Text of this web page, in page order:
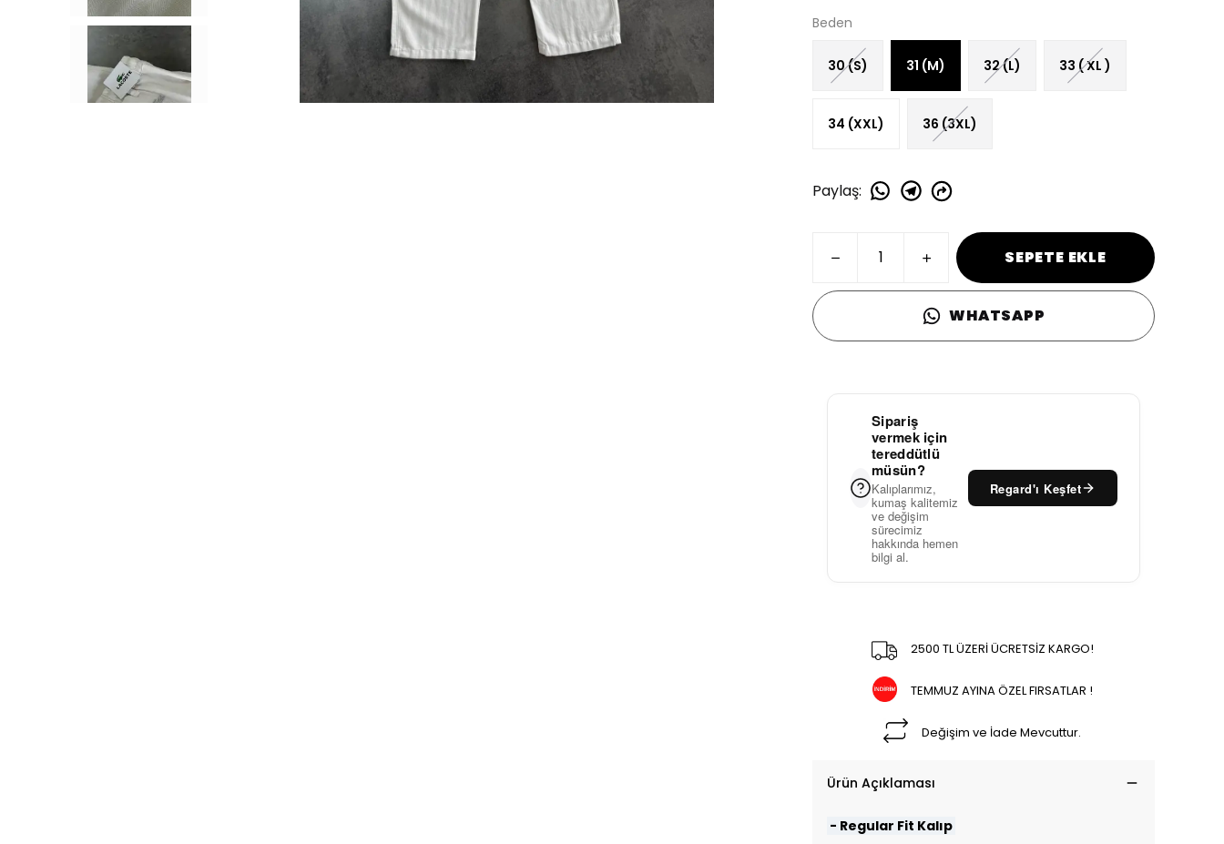
Beden
30 (S) 31 (M) 32 (L) 33 ( XL )
34 (XXL) 36 (3XL)
Paylaş:
SEPETE EKLE
WHATSAPP
Sipariş
vermek için
tereddütlü
müsün?
Kalıplarımız,
kumaş kalitemiz
ve değişim
sürecimiz
hakkında hemen
bilgi al.
Regard'ı Keşfet
2500 TL ÜZERİ ÜCRETSİZ KARGO!
TEMMUZ AYINA ÖZEL FIRSATLAR !
Değişim ve İade Mevcuttur.
Ürün Açıklaması
- Regular Fit Kalıp